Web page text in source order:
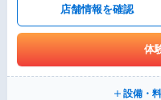
店舗情報を確認
体
設備・